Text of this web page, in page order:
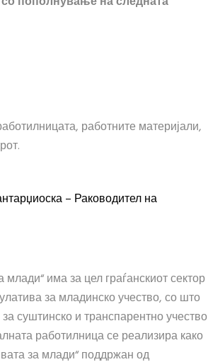
работните материјали,
– Раководител на
има за цел граѓанскиот сектор
за младинско учество, со што
суштинско и транспарентно учество
работилница се реализира како
за млади“ поддржан од